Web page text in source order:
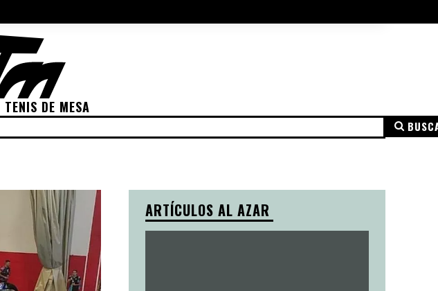
DE MESA
POLÍTICA DE PRIVACIDAD
ARTÍCULOS AL AZAR